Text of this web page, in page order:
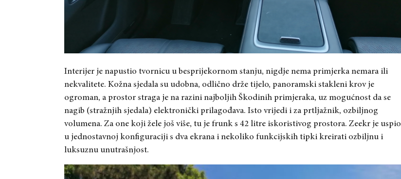
Interijer je napustio tvornicu u besprijekornom stanju, nigdje nema primjerka nemara ili
nekvalitete. Kožna sjedala su udobna, odlično drže tijelo, panoramski stakleni krov je
ogroman, a prostor straga je na razini najboljih Škodinih primjeraka, uz mogućnost da se
nagib (stražnjih sjedala) elektronički prilagođava. Isto vrijedi i za prtljažnik, ozbiljnog
volumena. Za one koji žele još više, tu je frunk s 42 litre iskoristivog prostora. Zeekr je uspio
u jednostavnoj konfiguraciji s dva ekrana i nekoliko funkcijskih tipki kreirati ozbiljnu i
luksuznu unutrašnjost.